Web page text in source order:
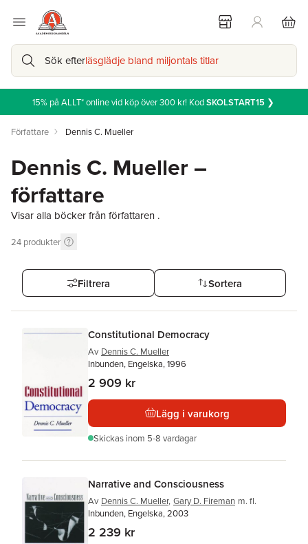
Sök efterläsglädje bland miljontals titlar
15% på ALLT* online vid köp över 300 kr! KodSKOLSTART15❯
Författare Dennis C. Mueller
Dennis C. Mueller –
författare
Visar alla böcker från författaren .
24 produkter
Filtrera Sortera
Constitutional Democracy
Av Dennis C. Mueller
Inbunden, Engelska, 1996
2 909 kr
Lägg i varukorg
Skickas inom 5-8 vardagar
Narrative and Consciousness
Av Dennis C. Mueller, Gary D. Fireman m. fl.
Inbunden, Engelska, 2003
2 239 kr